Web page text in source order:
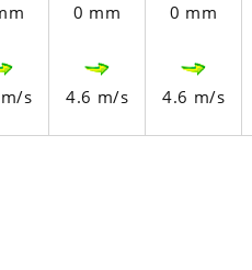
s
0 mm
4.6 m/s
0 mm
4.6 m/s